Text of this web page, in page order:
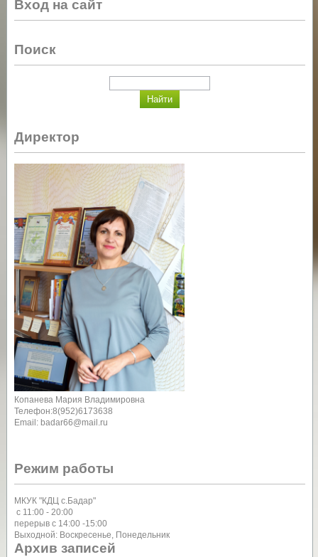
Вход на сайт
Поиск
Директор
Копанева Мария Владимировна
Телефон:8(952)6173638
Email: badar66@mail.ru
Режим работы
МКУК "КДЦ с.Бадар"
с 11:00 - 20:00
перерыв с 14:00 -15:00
Выходной: Воскресенье, Понедельник
Архив записей